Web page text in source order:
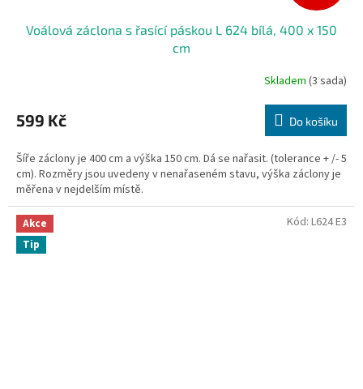
Voálová záclona s řasící páskou L 624 bílá, 400 x 150
cm
Skladem (3 sada)
599 Kč Do košíku
Šíře záclony je 400 cm a výška 150 cm. Dá se nařasit. (tolerance + /- 5
cm). Rozměry jsou uvedeny v nenařaseném stavu, výška záclony je
měřena v nejdelším místě.
Akce
Tip
Kód: L624 E3